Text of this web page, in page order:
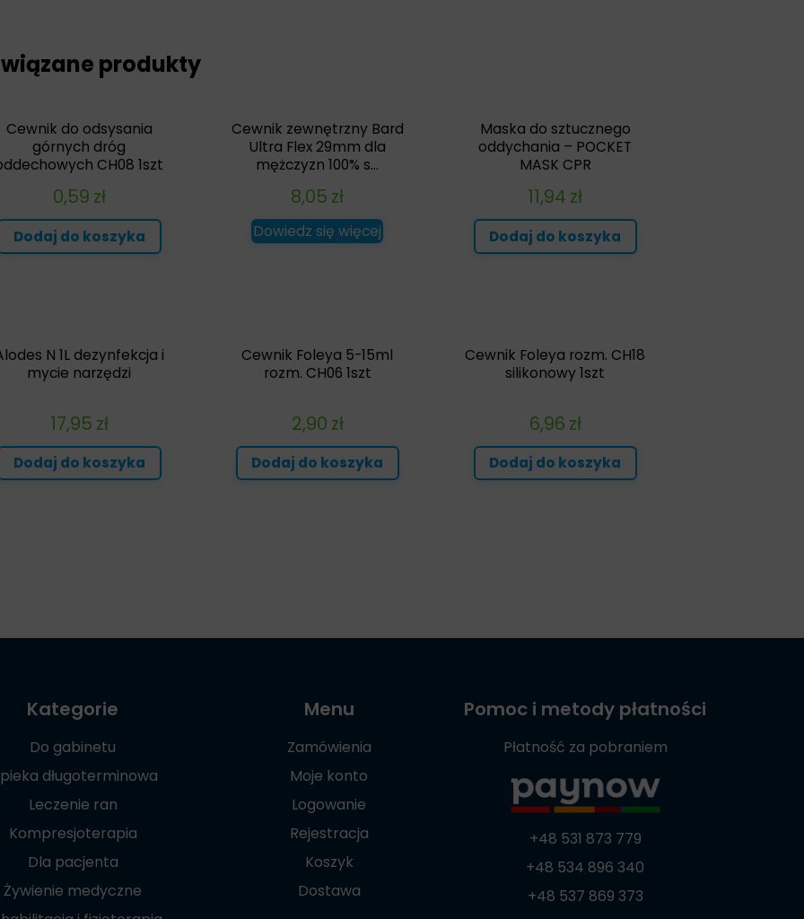
produkty
Cewnik do odsysania
górnych dróg
CH08 1szt
0,59 zł
Dodaj do koszyka
Cewnik zewnętrzny Bard
Ultra Flex 29mm dla
mężczyzn 100% s...
8,05 zł
Dowiedz się więcej
Maska do sztucznego
oddychania – POCKET
MASK CPR
11,94 zł
Dodaj do koszyka
N 1L dezynfekcja i
mycie narzędzi
17,95 zł
Dodaj do koszyka
Cewnik Foleya 5-15ml
rozm. CH06 1szt
2,90 zł
Dodaj do koszyka
Cewnik Foleya rozm. CH18
silikonowy 1szt
6,96 zł
Dodaj do koszyka
Kategorie
Do gabinetu
długoterminowa
Leczenie ran
Kompresjoterapia
Dla pacjenta
Żywienie medyczne
Menu
Zamówienia
Moje konto
Logowanie
Rejestracja
Koszyk
Dostawa
Pomoc i metody płatności
Płatność za pobraniem
+48 531 873 779
+48 534 896 340
+48 537 869 373